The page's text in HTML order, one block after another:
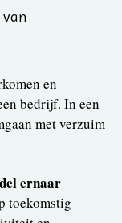
en
bedrijf. In een
met verzuim
ernaar
toekomstig